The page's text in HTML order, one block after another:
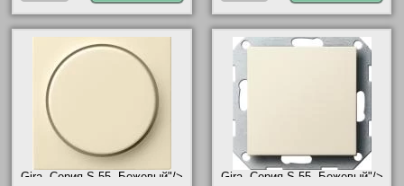
Gira, Серия S-55, Бежевый"/> Gira, Серия S-55, Бежевый"/>